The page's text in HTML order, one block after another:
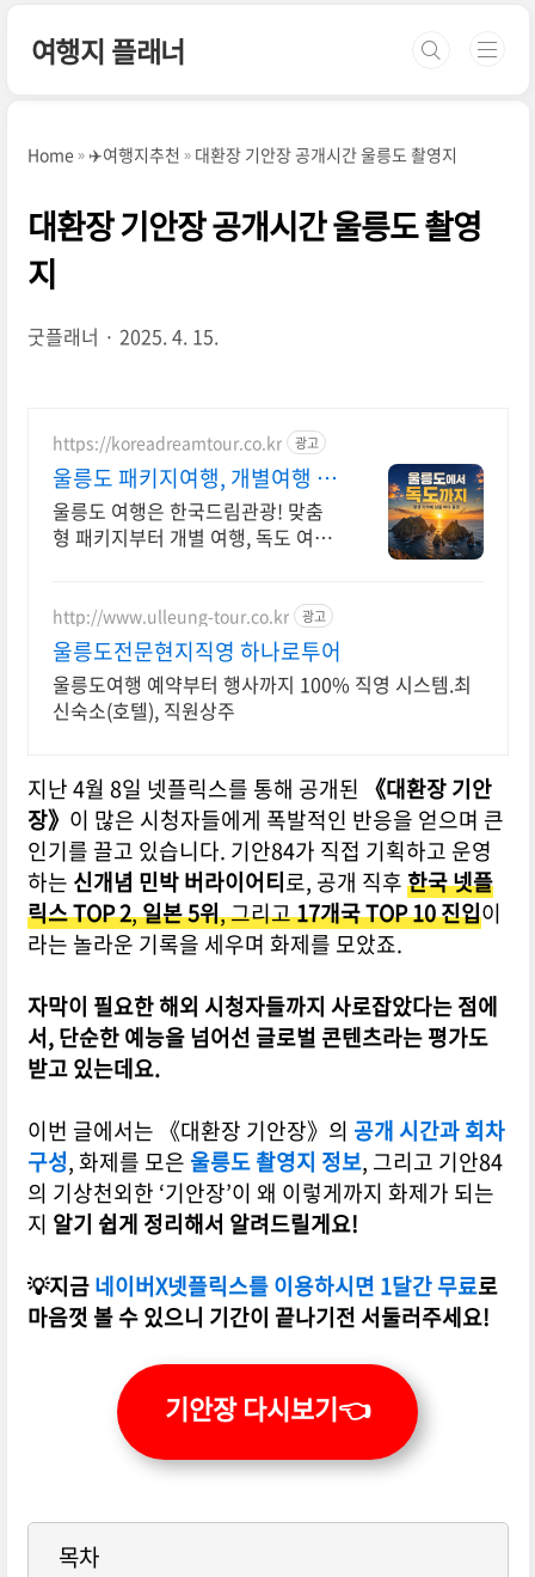
여행지 플래너
Home ✈️여행지추천 대환장 기안장 공개시간 울릉도 촬영지
대환장 기안장 공개시간 울릉도 촬영
지
굿플래너 2025. 4. 15.
https://koreadreamtour.co.kr 광고
울릉도 패키지여행, 개별여행 울
릉도 전문 직판 여행사
울릉도 여행은 한국드림관광! 맞춤
형 패키지부터 개별 여행, 독도 여행
http://www.ulleung-tour.co.kr 광고
울릉도전문현지직영 하나로투어
울릉도여행 예약부터 행사까지 100% 직영 시스템.최
신숙소(호텔), 직원상주
지난 4월 8일 넷플릭스를 통해 공개된 《대환장 기안
장》 이 많은 시청자들에게 폭발적인 반응을 얻으며 큰
인기를 끌고 있습니다. 기안84가 직접 기획하고 운영
하는 신개념 민박 버라이어티로, 공개 직후한국 넷플
릭스 TOP 2,일본 5위, 그리고17개국 TOP 10 진입이
라는 놀라운 기록을 세우며 화제를 모았죠.
자막이 필요한 해외 시청자들까지 사로잡았다는 점에
서, 단순한 예능을 넘어선 글로벌 콘텐츠라는 평가도
받고 있는데요.
이번 글에서는 《대환장 기안장》의 공개 시간과 회차
구성, 화제를 모은 울릉도 촬영지 정보, 그리고 기안84
의 기상천외한 ‘기안장’이 왜 이렇게까지 화제가 되는
지 알기 쉽게 정리해서 알려드릴게요!
💡지금네이버X넷플릭스를 이용하시면 1달간 무료로
마음껏 볼 수 있으니 기간이 끝나기전 서둘러주세요!
기안장 다시보기👈
목차